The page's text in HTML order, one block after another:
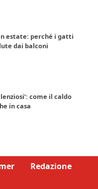
estate: perché i gatti
dai balconi
come il caldo
in casa
Redazione